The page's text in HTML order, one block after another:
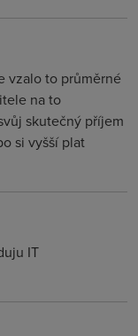
vzalo to průměrné
na to
skutečný příjem
si vyšší plat
IT